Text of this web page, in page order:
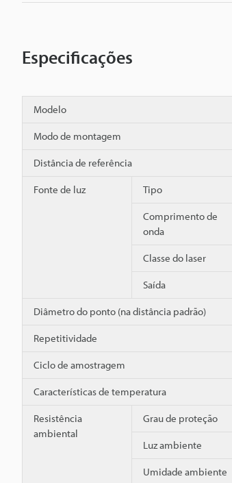
Especificações
Modelo
Modo de montagem
Distância de referência
Fonte de luz Tipo
Comprimento de
onda
Classe do laser
Saída
Diâmetro do ponto (na distância padrão)
Repetitividade
Ciclo de amostragem
Características de temperatura
Resistência
ambiental
Grau de proteção
Luz ambiente
Umidade ambiente